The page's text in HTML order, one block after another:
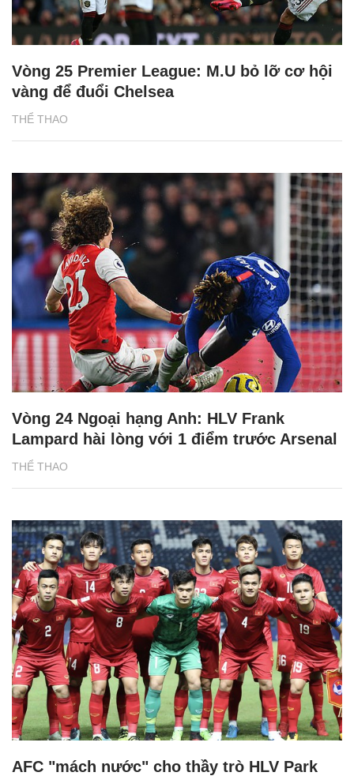
THỂ THAO
Vòng 25 Premier League: M.U bỏ lỡ cơ hội
vàng để đuổi Chelsea
THỂ THAO
Vòng 24 Ngoại hạng Anh: HLV Frank
Lampard hài lòng với 1 điểm trước Arsenal
AFC "mách nước" cho thầy trò HLV Park